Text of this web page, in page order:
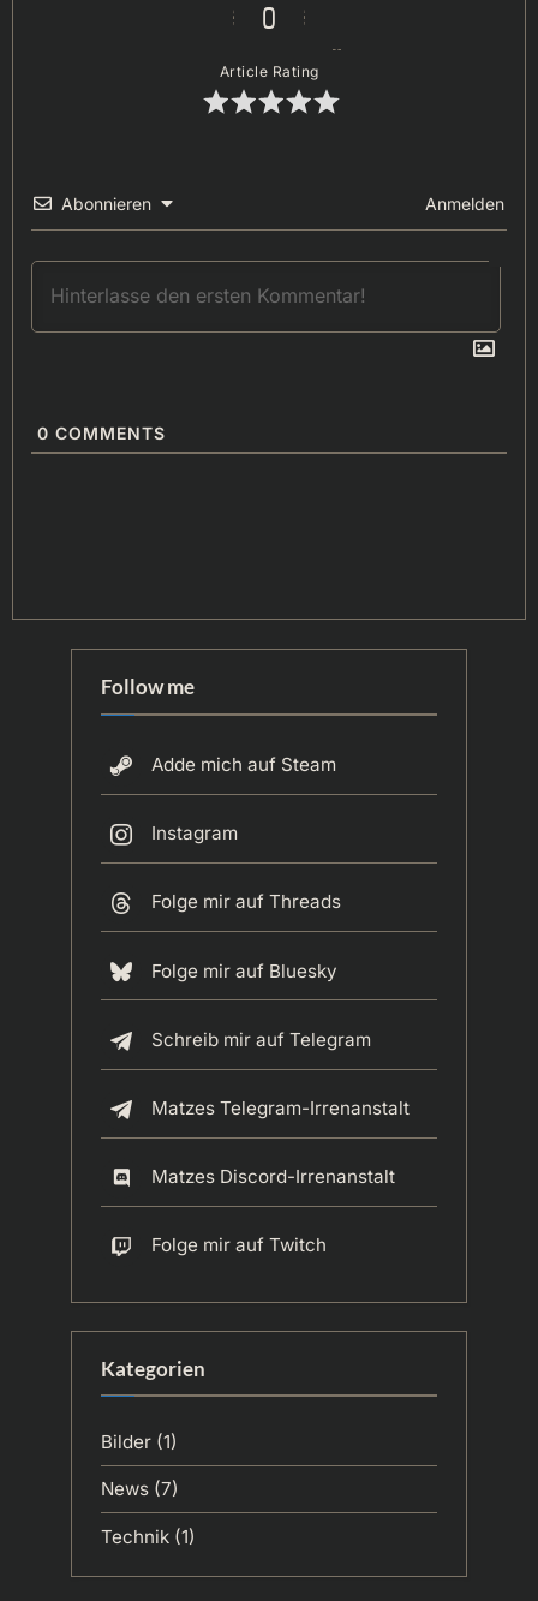
0
Article Rating
Abonnieren Anmelden
0 COMMENTS
Follow me
Adde mich auf Steam
Instagram
Folge mir auf Threads
Folge mir auf Bluesky
Schreib mir auf Telegram
Matzes Telegram-Irrenanstalt
Matzes Discord-Irrenanstalt
Folge mir auf Twitch
Kategorien
Bilder (1)
News (7)
Technik (1)